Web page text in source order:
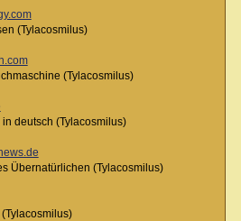
(Tylacosmilus)
(Tylacosmilus)
deutsch (Tylacosmilus)
Übernatürlichen (Tylacosmilus)